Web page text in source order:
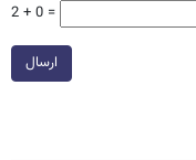
2 + 0 =
ارسال